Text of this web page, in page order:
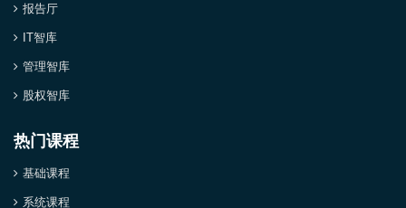
报告厅
IT智库
管理智库
股权智库
热门课程
基础课程
系统课程